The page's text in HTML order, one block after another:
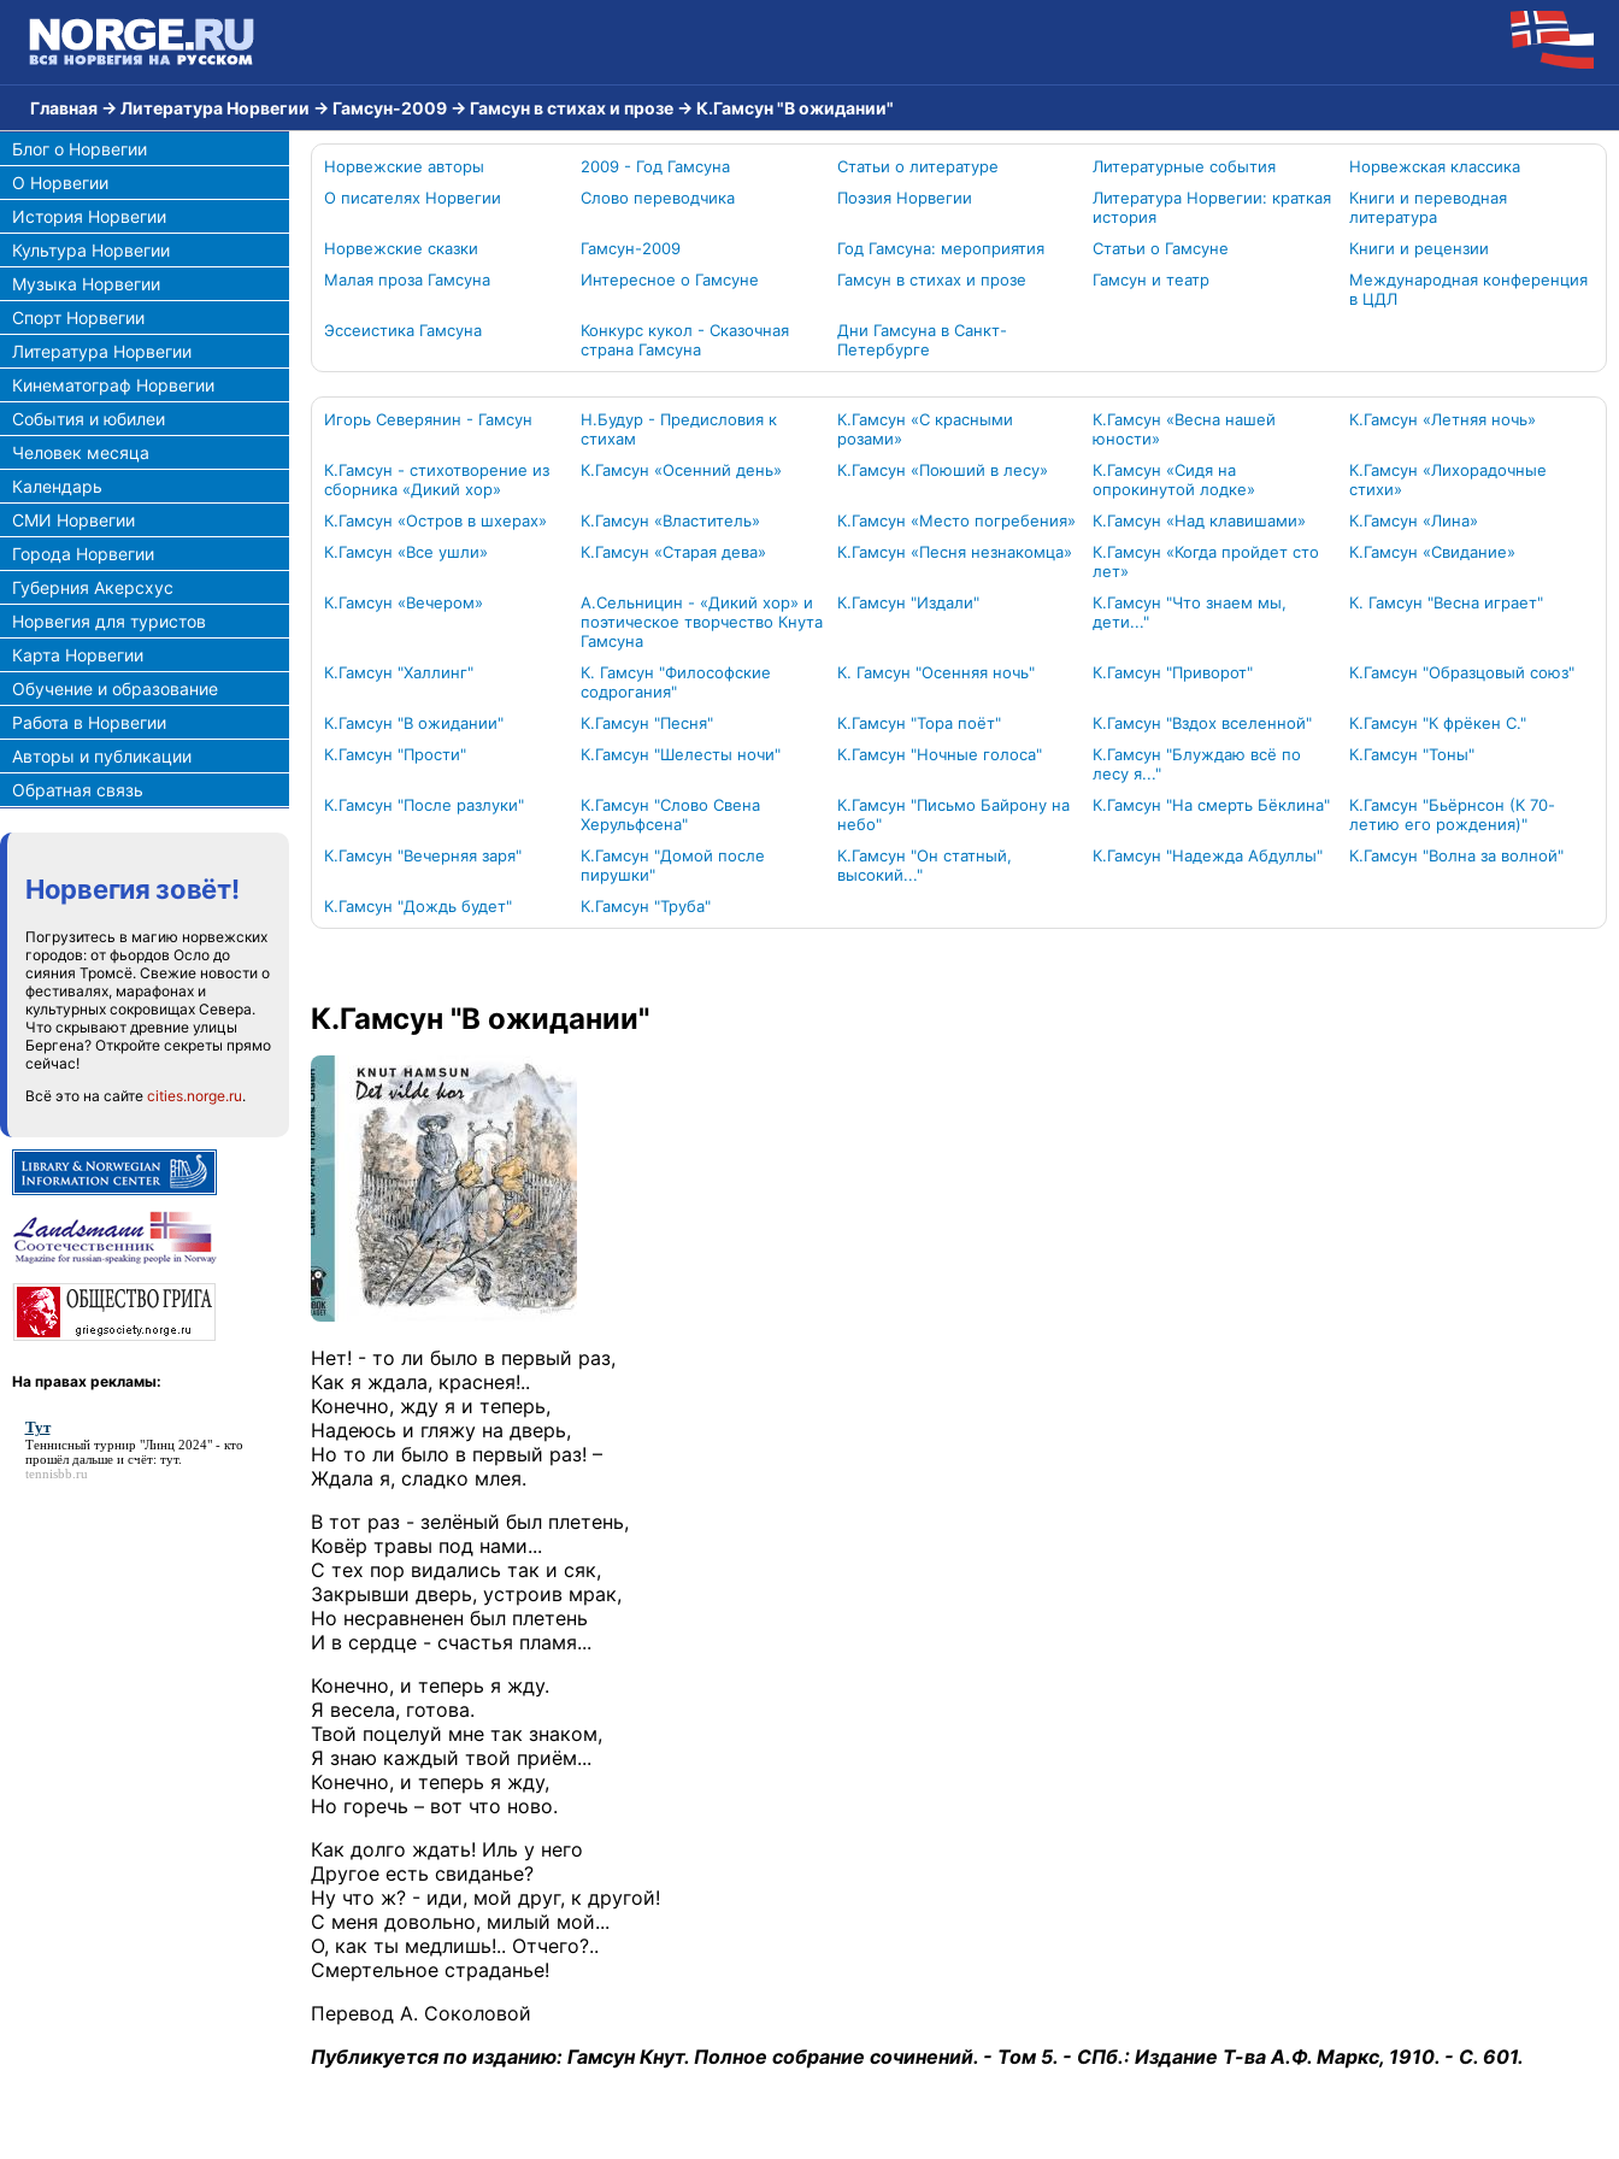
Главная → Литература Норвегии → Гамсун-2009 → Гамсун в стихах и прозе → К.Гамсун "В ожидании"
Блог о Норвегии
О Норвегии
История Норвегии
Культура Норвегии
Музыка Норвегии
Спорт Норвегии
Литература Норвегии
Кинематограф Норвегии
События и юбилеи
Человек месяца
Календарь
СМИ Норвегии
Города Норвегии
Губерния Акерсхус
Норвегия для туристов
Карта Норвегии
Обучение и образование
Работа в Норвегии
Авторы и публикации
Обратная связь
Норвегия зовёт!
Погрузитесь в магию норвежских
городов: от фьордов Осло до
сияния Тромсё. Свежие новости о
фестивалях, марафонах и
культурных сокровищах Севера.
Что скрывают древние улицы
Бергена? Откройте секреты прямо
сейчас!
Всё это на сайте cities.norge.ru.
На правах рекламы:
Тут
Теннисный турнир "Линц 2024" - кто
прошёл дальше и счёт: тут.
tennisbb.ru
Норвежские авторы 2009 - Год Гамсуна Статьи о литературе Литературные события
Норвежская классика
О писателях Норвегии
Слово переводчика Поэзия Норвегии
Литература Норвегии: краткая
история
Книги и переводная
литература
Норвежские сказки
Гамсун-2009 Год Гамсуна: мероприятия Статьи о Гамсуне
Книги и рецензии
Малая проза Гамсуна
Интересное о Гамсуне Гамсун в стихах и прозе Гамсун и театр
Международная конференция
в ЦДЛ
Эссеистика Гамсуна
Конкурс кукол - Сказочная
страна Гамсуна
Дни Гамсуна в Санкт-
Петербурге
Игорь Северянин - Гамсун
Н.Будур - Предисловия к
стихам
К.Гамсун «С красными
розами»
К.Гамсун «Весна нашей
юности»
К.Гамсун «Летняя ночь»
К.Гамсун - стихотворение из
сборника «Дикий хор»
К.Гамсун «Осенний день» К.Гамсун «Поюший в лесу»
К.Гамсун «Сидя на
опрокинутой лодке»
К.Гамсун «Лихорадочные
стихи»
К.Гамсун «Остров в шхерах»
К.Гамсун «Властитель» К.Гамсун «Место погребения» К.Гамсун «Над клавишами»
К.Гамсун «Лина»
К.Гамсун «Все ушли»
К.Гамсун «Старая дева» К.Гамсун «Песня незнакомца»
К.Гамсун «Когда пройдет сто
лет»
К.Гамсун «Свидание»
К.Гамсун «Вечером»
А.Сельницин - «Дикий хор» и
поэтическое творчество Кнута
Гамсуна
К.Гамсун "Издали"
К.Гамсун "Что знаем мы,
дети..."
К. Гамсун "Весна играет"
К.Гамсун "Халлинг"
К. Гамсун "Философские
содрогания"
К. Гамсун "Осенняя ночь" К.Гамсун "Приворот" К.Гамсун "Образцовый союз"
К.Гамсун "В ожидании" К.Гамсун "Песня" К.Гамсун "Тора поёт" К.Гамсун "Вздох вселенной"
К.Гамсун "К фрёкен С."
К.Гамсун "Прости"
К.Гамсун "Шелесты ночи" К.Гамсун "Ночные голоса"
К.Гамсун "Блуждаю всё по
лесу я..."
К.Гамсун "Тоны"
К.Гамсун "После разлуки"
К.Гамсун "Слово Свена
Херульфсена"
К.Гамсун "Письмо Байрону на
небо"
К.Гамсун "На смерть Бёклина"
К.Гамсун "Бьёрнсон (К 70-
летию его рождения)"
К.Гамсун "Вечерняя заря"
К.Гамсун "Домой после
пирушки"
К.Гамсун "Он статный,
высокий..."
К.Гамсун "Надежда Абдуллы" К.Гамсун "Волна за волной"
К.Гамсун "Дождь будет" К.Гамсун "Труба"
К.Гамсун "В ожидании"
Нет! - то ли было в первый раз,
Как я ждала, краснея!..
Конечно, жду я и теперь,
Надеюсь и гляжу на дверь,
Но то ли было в первый раз! –
Ждала я, сладко млея.
В тот раз - зелёный был плетень,
Ковёр травы под нами...
С тех пор видались так и сяк,
Закрывши дверь, устроив мрак,
Но несравненен был плетень
И в сердце - счастья пламя...
Конечно, и теперь я жду.
Я весела, готова.
Твой поцелуй мне так знаком,
Я знаю каждый твой приём...
Конечно, и теперь я жду,
Но горечь – вот что ново.
Как долго ждать! Иль у него
Другое есть свиданье?
Ну что ж? - иди, мой друг, к другой!
С меня довольно, милый мой...
О, как ты медлишь!.. Отчего?..
Смертельное страданье!
Перевод А. Соколовой
Публикуется по изданию: Гамсун Кнут. Полное собрание сочинений. - Том 5. - СПб.: Издание Т-ва А.Ф. Маркс, 1910. - С. 601.